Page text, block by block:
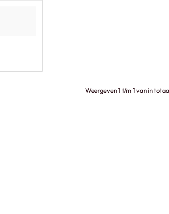
Weergeven 1 t/m 1 van in